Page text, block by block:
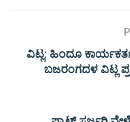
ವಿಟ್ಲ: ಹಿಂದೂ
ಬಜರಂಗದಳ ವಿಟ್ಲ